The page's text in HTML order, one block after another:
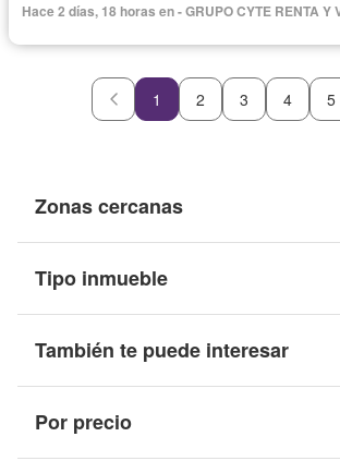
Hace 2 días, 18 horas en - GRUPO CYTE RENTA Y
1 2 3 4 5
Zonas cercanas
Tipo inmueble
También te puede interesar
Por precio